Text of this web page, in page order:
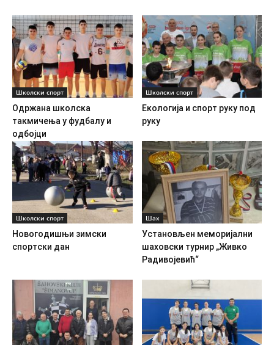
Школски спорт
Одржана школска
такмичења у фудбалу и
одбојци
Школски спорт
Екологија и спорт руку под
руку
Школски спорт
Новогодишњи зимски
спортски дан
Шах
Установљен меморијални
шаховски турнир „Живко
Радивојевић“